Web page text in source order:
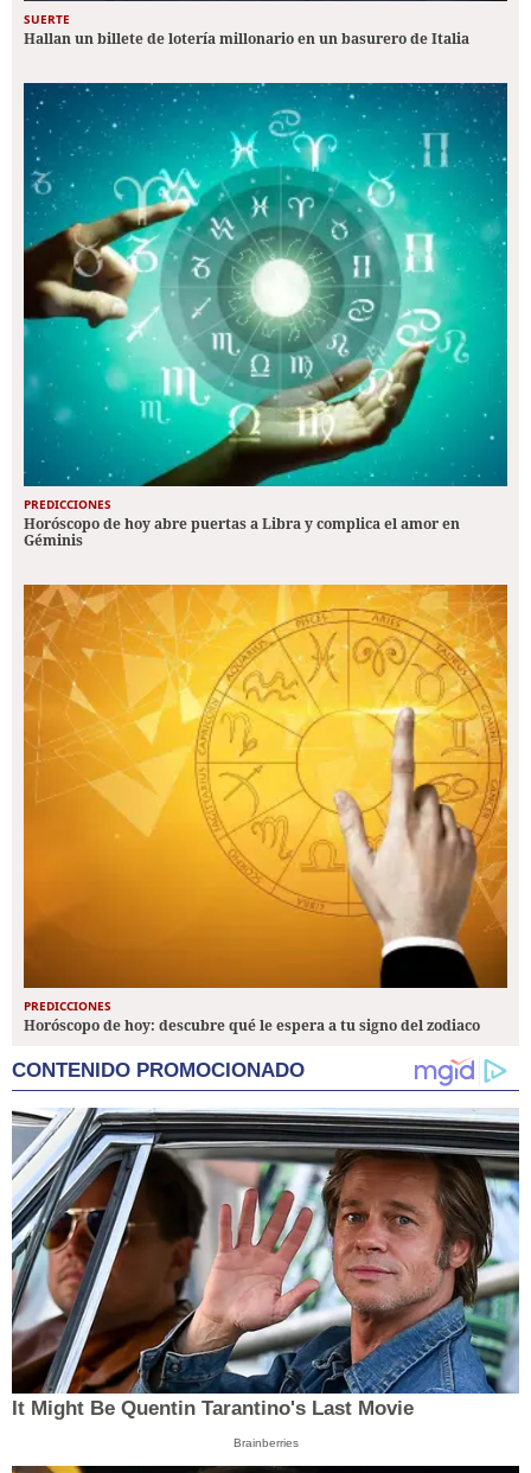
SUERTE
Hallan un billete de lotería millonario en un basurero de Italia
PREDICCIONES
Horóscopo de hoy abre puertas a Libra y complica el amor en
Géminis
PREDICCIONES
Horóscopo de hoy: descubre qué le espera a tu signo del zodiaco
CONTENIDO PROMOCIONADO
It Might Be Quentin Tarantino's Last Movie
Brainberries